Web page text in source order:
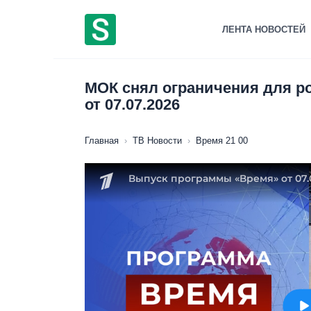
ЛЕНТА НОВОСТЕЙ
МОК снял ограничения для
от 07.07.2026
Главная › ТВ Новости › Время 21 00